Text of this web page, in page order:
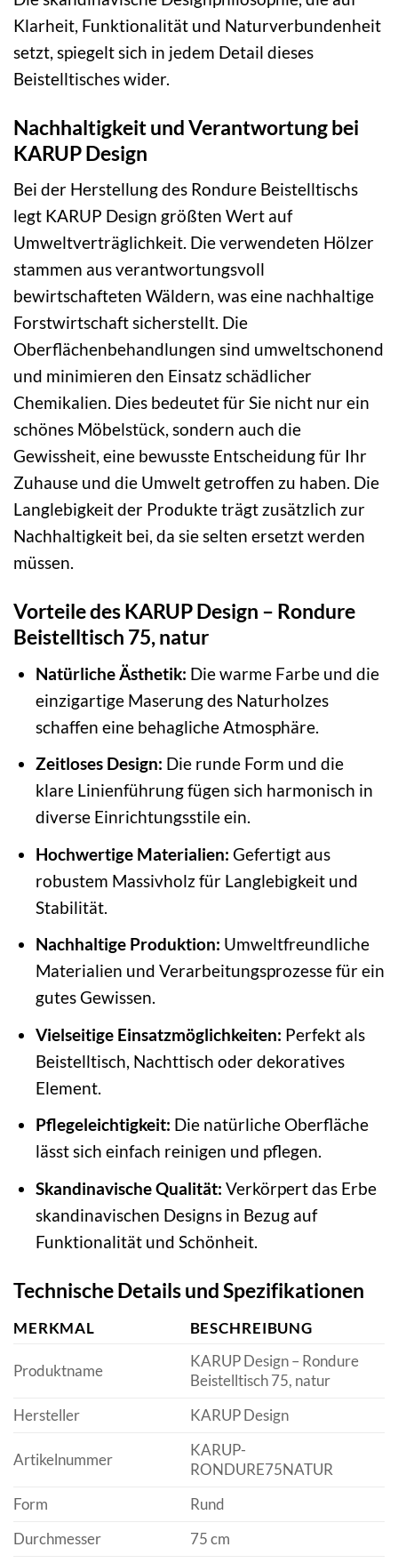
Klarheit, Funktionalität und Naturverbundenheit
setzt, spiegelt sich in jedem Detail dieses
Beistelltisches wider.
Nachhaltigkeit und Verantwortung bei
KARUP Design
Bei der Herstellung des Rondure Beistelltischs
legt KARUP Design größten Wert auf
Umweltverträglichkeit. Die verwendeten Hölzer
stammen aus verantwortungsvoll
bewirtschafteten Wäldern, was eine nachhaltige
Forstwirtschaft sicherstellt. Die
Oberflächenbehandlungen sind umweltschonend
und minimieren den Einsatz schädlicher
Chemikalien. Dies bedeutet für Sie nicht nur ein
schönes Möbelstück, sondern auch die
Gewissheit, eine bewusste Entscheidung für Ihr
Zuhause und die Umwelt getroffen zu haben. Die
Langlebigkeit der Produkte trägt zusätzlich zur
Nachhaltigkeit bei, da sie selten ersetzt werden
müssen.
Vorteile des KARUP Design – Rondure
Beistelltisch 75, natur
Natürliche Ästhetik: Die warme Farbe und die
einzigartige Maserung des Naturholzes
schaffen eine behagliche Atmosphäre.
Zeitloses Design: Die runde Form und die
klare Linienführung fügen sich harmonisch in
diverse Einrichtungsstile ein.
Hochwertige Materialien: Gefertigt aus
robustem Massivholz für Langlebigkeit und
Stabilität.
Nachhaltige Produktion: Umweltfreundliche
Materialien und Verarbeitungsprozesse für ein
gutes Gewissen.
Vielseitige Einsatzmöglichkeiten: Perfekt als
Beistelltisch, Nachttisch oder dekoratives
Element.
Pflegeleichtigkeit: Die natürliche Oberfläche
lässt sich einfach reinigen und pflegen.
Skandinavische Qualität: Verkörpert das Erbe
skandinavischen Designs in Bezug auf
Funktionalität und Schönheit.
Technische Details und Spezifikationen
MERKMAL BESCHREIBUNG
Produktname
KARUP Design – Rondure
Beistelltisch 75, natur
Hersteller
KARUP Design
Artikelnummer
KARUP-
RONDURE75NATUR
Form
Rund
Durchmesser
75 cm